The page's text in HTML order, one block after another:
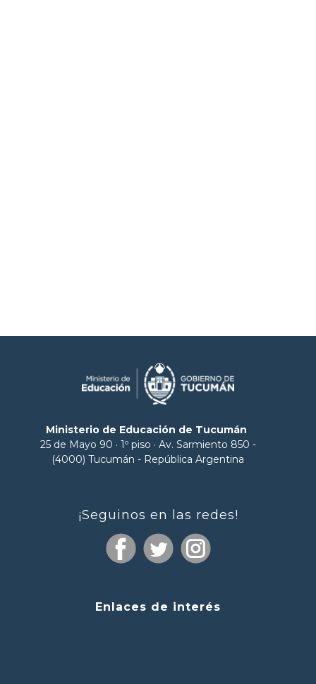
Ministerio de Educación de Tucumán
25 de Mayo 90 · 1º piso · Av. Sarmiento 850 -
(4000) Tucumán - República Argentina
¡Seguinos en las redes!
Enlaces de interés